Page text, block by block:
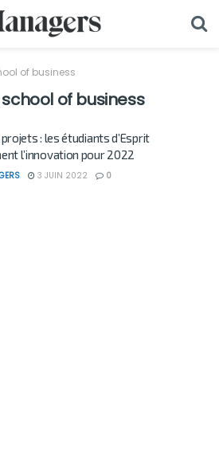
of business
of business
: les étudiants d’Esprit
l’innovation pour 2022
3 JUIN 2022 0